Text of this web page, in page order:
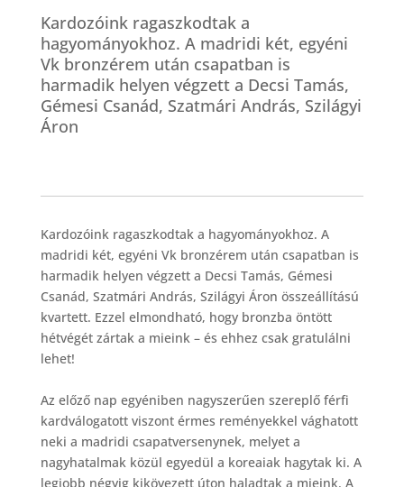
Kardozóink ragaszkodtak a
hagyományokhoz. A madridi két, egyéni
Vk bronzérem után csapatban is
harmadik helyen végzett a Decsi Tamás,
Gémesi Csanád, Szatmári András, Szilágyi
Áron
Kardozóink ragaszkodtak a hagyományokhoz. A
madridi két, egyéni Vk bronzérem után csapatban is
harmadik helyen végzett a Decsi Tamás, Gémesi
Csanád, Szatmári András, Szilágyi Áron összeállítású
kvartett. Ezzel elmondható, hogy bronzba öntött
hétvégét zártak a mieink – és ehhez csak gratulálni
lehet!
Az előző nap egyéniben nagyszerűen szereplő férfi
kardválogatott viszont érmes reményekkel vághatott
neki a madridi csapatversenynek, melyet a
nagyhatalmak közül egyedül a koreaiak hagytak ki. A
legjobb négyig kikövezett úton haladtak a mieink. A